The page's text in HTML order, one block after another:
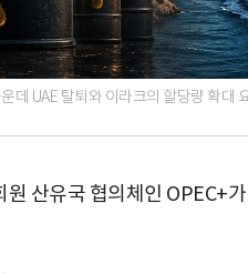
데 UAE 탈퇴와 이라크의 할당량 확대
산유국 협의체인 OPEC+